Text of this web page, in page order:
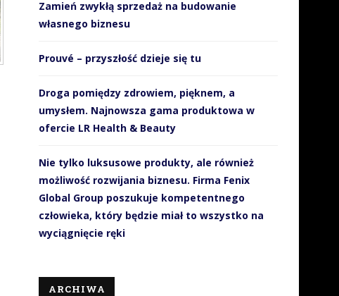
Zamień zwykłą sprzedaż na budowanie
własnego biznesu
Prouvé – przyszłość dzieje się tu
Droga pomiędzy zdrowiem, pięknem, a
umysłem. Najnowsza gama produktowa w
ofercie LR Health & Beauty
Nie tylko luksusowe produkty, ale również
możliwość rozwijania biznesu. Firma Fenix
Global Group poszukuje kompetentnego
człowieka, który będzie miał to wszystko na
wyciągnięcie ręki
ARCHIWA